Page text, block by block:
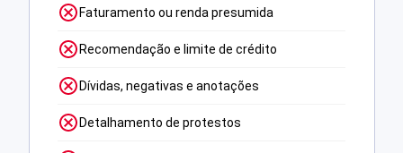
Faturamento ou renda presumida
Recomendação e limite de crédito
Dívidas, negativas e anotações
Detalhamento de protestos